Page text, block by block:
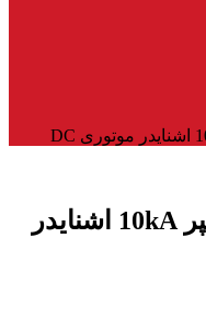
کلید مينياتوری دو پل 40 آمپر 10kA اشنایدر